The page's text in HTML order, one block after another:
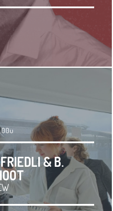
& B.